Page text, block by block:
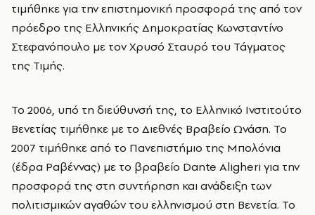
τιμήθηκε για την επιστημονική προσφορά της από τον
πρόεδρο της Ελληνικής Δημοκρατίας Κωνσταντίνο
Στεφανόπουλο με τον Χρυσό Σταυρό του Τάγματος
της Τιμής.
Το 2006, υπό τη διεύθυνσή της, το Eλληνικό Iνστιτούτο
Bενετίας τιμήθηκε με το Διεθνές Bραβείο Ωνάση. Το
2007 τιμήθηκε από το Πανεπιστήμιο της Μπολόνια
(έδρα Pαβέννας) με το βραβείο Dante Aligheri για την
προσφορά της στη συντήρηση και ανάδειξη των
πολιτισμικών αγαθών του ελληνισμού στη Bενετία. Το